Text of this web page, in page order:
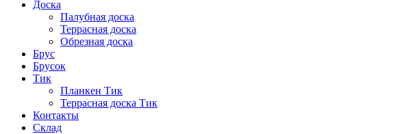
Доска
Палубная доска
Террасная доска
Обрезная доска
Брус
Брусок
Тик
Планкен Тик
Террасная доска Тик
Контакты
Склад